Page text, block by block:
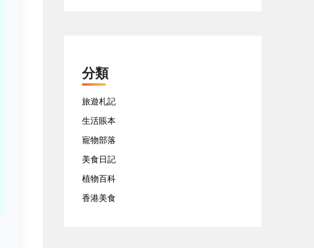
分類
旅遊札記
生活賬本
寵物部落
美食日記
植物百科
香港美食